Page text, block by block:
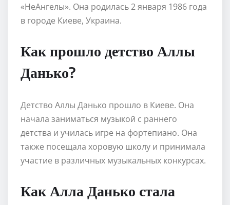
«НеАнгелы». Она родилась 2 января 1986 года
в городе Киеве, Украина.
Как прошло детство Аллы
Данько?
Детство Аллы Данько прошло в Киеве. Она
начала заниматься музыкой с раннего
детства и училась игре на фортепиано. Она
также посещала хоровую школу и принимала
участие в различных музыкальных конкурсах.
Как Алла Данько стала